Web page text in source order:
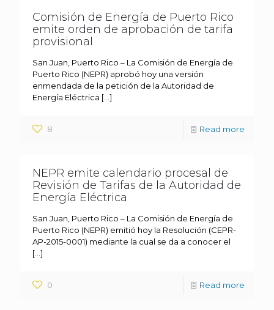
Comisión de Energía de Puerto Rico
emite orden de aprobación de tarifa
provisional
San Juan, Puerto Rico – La Comisión de Energía de
Puerto Rico (NEPR) aprobó hoy una versión
enmendada de la petición de la Autoridad de
Energía Eléctrica […]
8 Read more
NEPR emite calendario procesal de
Revisión de Tarifas de la Autoridad de
Energía Eléctrica
San Juan, Puerto Rico – La Comisión de Energía de
Puerto Rico (NEPR) emitió hoy la Resolución (CEPR-
AP-2015-0001) mediante la cual se da a conocer el
[…]
0 Read more